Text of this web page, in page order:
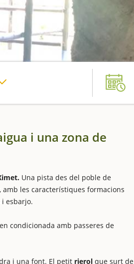
i una zona de
Una pista des del poble de
, amb les característiques formacions
i esbarjo.
condicionada amb passeres de
i una font. El petit rierol que surt de